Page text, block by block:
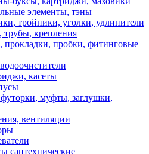
элементы, тэны
тройники, уголки, удлинители
трубы, крепления
прокладки, пробки, фитинговые
касеты
муфты, заглушки,
вентиляции
сантехнические